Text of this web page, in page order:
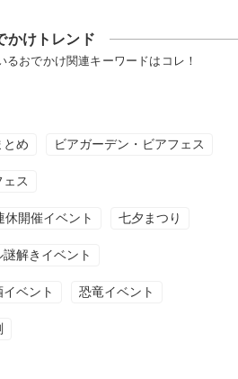
かけトレンド
るおでかけ関連キーワードはコレ！
とめ ビアガーデン・ビアフェス
ス
開催イベント 七夕まつり
謎解きイベント
イベント 恐竜イベント